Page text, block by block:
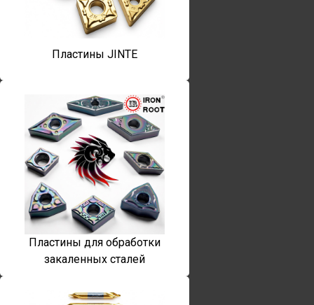
Пластины JINTE
Пластины для обработки
закаленных сталей